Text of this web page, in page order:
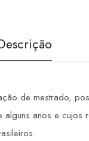
de mestrado,
anos e